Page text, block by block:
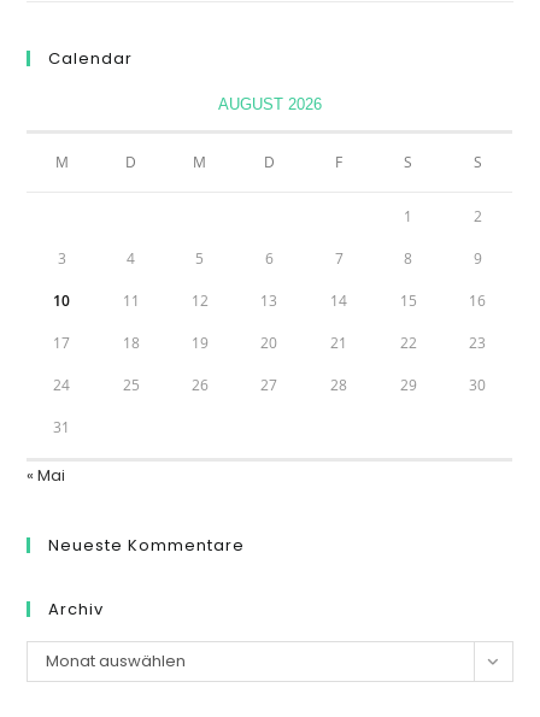
Calendar
AUGUST 2026
M D M D F S S
1 2
3 4 5 6 7 8 9
10 11 12 13 14 15 16
17 18 19 20 21 22 23
24 25 26 27 28 29 30
31
« Mai
Neueste Kommentare
Archiv
Archiv
Monat auswählen